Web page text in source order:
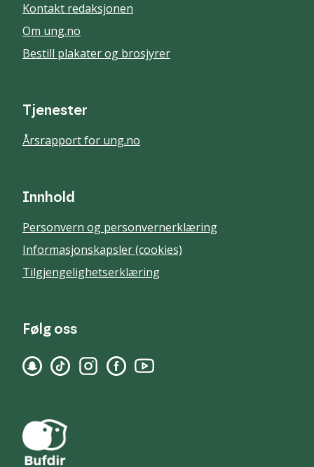
Kontakt redaksjonen
Om ung.no
Bestill plakater og brosjyrer
Tjenester
Årsrapport for ung.no
Innhold
Personvern og personvernerklæring
Informasjonskapsler (cookies)
Tilgjengelighetserklæring
Følg oss